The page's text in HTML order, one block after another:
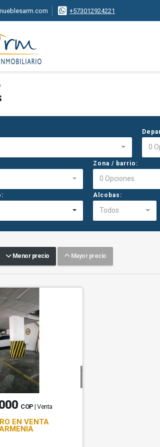
+573012924221
0
Zona / barrio:
0 Opciones
Alcobas:
Todos
Menor precio Mayor precio
COP | Venta
EN VENTA